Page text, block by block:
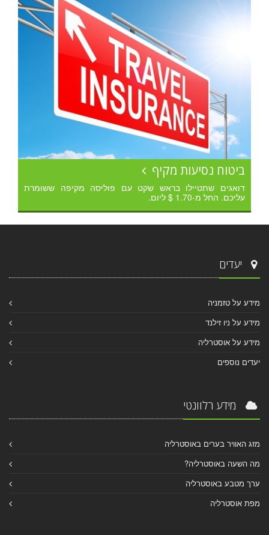
ביטוח נסיעות מקיף
דואגים שתטיילו בראש שקט עם פוליסה מקיפה ששומרת
עליכם. החל מ-1.70 $ ליום.
יעדים
מידע על טזמניה
מידע על ניו זילנד
מידע על אוסטרליה
יעדים נוספים
מידע רלוונטי
מזג האוויר בערים באוסטרליה
מה השעה באוסטרליה?
ערך מטבע באוסטרליה
מפת אוסטרליה